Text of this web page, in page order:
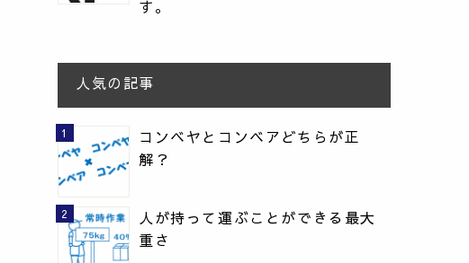
す。
人気の記事
コンベヤとコンベアどちらが正
解？
人が持って運ぶことができる最大
重さ